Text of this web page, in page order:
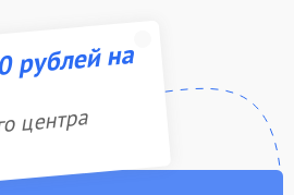
рублей на
центра